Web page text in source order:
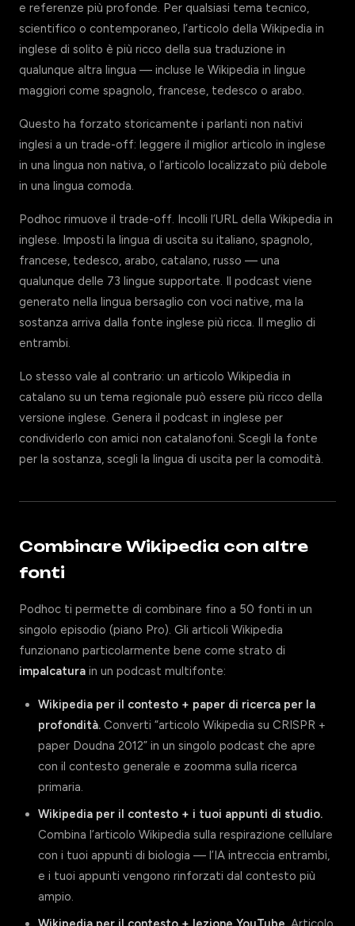
e referenze più profonde. Per qualsiasi tema tecnico,
scientifico o contemporaneo, l’articolo della Wikipedia in
inglese di solito è più ricco della sua traduzione in
qualunque altra lingua — incluse le Wikipedia in lingue
maggiori come spagnolo, francese, tedesco o arabo.
Questo ha forzato storicamente i parlanti non nativi
inglesi a un trade-off: leggere il miglior articolo in inglese
in una lingua non nativa, o l’articolo localizzato più debole
in una lingua comoda.
Podhoc rimuove il trade-off. Incolli l’URL della Wikipedia in
inglese. Imposti la lingua di uscita su italiano, spagnolo,
francese, tedesco, arabo, catalano, russo — una
qualunque delle 73 lingue supportate. Il podcast viene
generato nella lingua bersaglio con voci native, ma la
sostanza arriva dalla fonte inglese più ricca. Il meglio di
entrambi.
Lo stesso vale al contrario: un articolo Wikipedia in
catalano su un tema regionale può essere più ricco della
versione inglese. Genera il podcast in inglese per
condividerlo con amici non catalanofoni. Scegli la fonte
per la sostanza, scegli la lingua di uscita per la comodità.
Combinare Wikipedia con altre
fonti
Podhoc ti permette di combinare fino a 50 fonti in un
singolo episodio (piano Pro). Gli articoli Wikipedia
funzionano particolarmente bene come strato di
impalcatura in un podcast multifonte:
Wikipedia per il contesto + paper di ricerca per la
profondità. Converti “articolo Wikipedia su CRISPR +
paper Doudna 2012” in un singolo podcast che apre
con il contesto generale e zoomma sulla ricerca
primaria.
Wikipedia per il contesto + i tuoi appunti di studio.
Combina l’articolo Wikipedia sulla respirazione cellulare
con i tuoi appunti di biologia — l’IA intreccia entrambi,
e i tuoi appunti vengono rinforzati dal contesto più
ampio.